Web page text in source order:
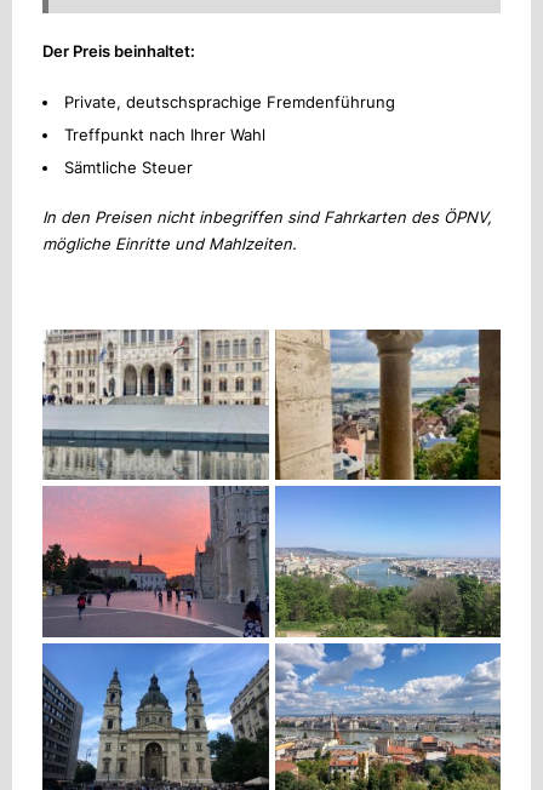
Der Preis beinhaltet:
Private, deutschsprachige Fremdenführung
Treffpunkt nach Ihrer Wahl
Sämtliche Steuer
In den Preisen nicht inbegriffen sind Fahrkarten des ÖPNV,
mögliche Einritte und Mahlzeiten.